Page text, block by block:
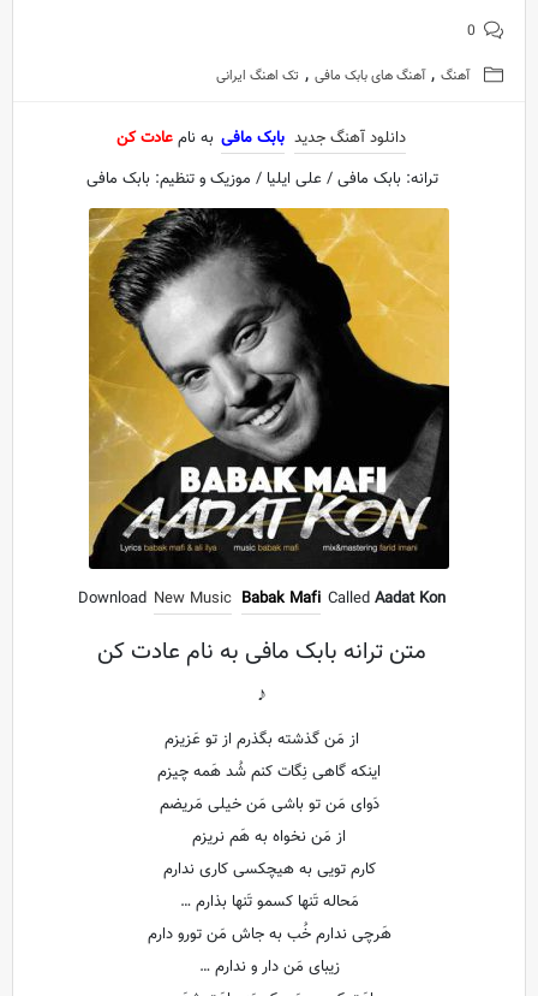
0
آهنگ , آهنگ های بابک مافی , تک اهنگ ایرانی
دانلود آهنگ جدید بابک مافی به نامعادت کن
ترانه: بابک مافی / علی ایلیا / موزیک و تنظیم: بابک مافی
Download New Music Babak Mafi Called Aadat Kon
متن ترانه بابک مافی به نام عادت کن
♪
از مَن گذشته بگذرم از تو عَزیزم
اینکه گاهی نِگات کنم شُد هَمه چیزم
دَوای مَن تو باشی مَن خیلی مَریضم
از مَن نخواه به هَم نریزم
کارم تویی به هیچکسی کاری ندارم
مَحاله تَنها کسمو تَنها بذارم …
هَرچی ندارم خُب به جاش مَن تورو دارم
زیبای مَن دار و ندارم …